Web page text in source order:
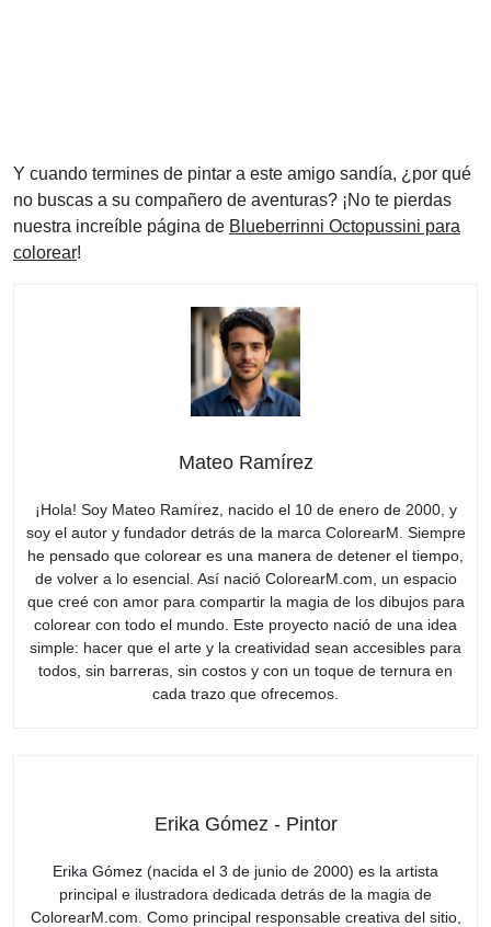
Y cuando termines de pintar a este amigo sandía, ¿por qué
no buscas a su compañero de aventuras? ¡No te pierdas
nuestra increíble página de Blueberrinni Octopussini para
colorear!
Mateo Ramírez
¡Hola! Soy Mateo Ramírez, nacido el 10 de enero de 2000, y
soy el autor y fundador detrás de la marca ColorearM. Siempre
he pensado que colorear es una manera de detener el tiempo,
de volver a lo esencial. Así nació ColorearM.com, un espacio
que creé con amor para compartir la magia de los dibujos para
colorear con todo el mundo. Este proyecto nació de una idea
simple: hacer que el arte y la creatividad sean accesibles para
todos, sin barreras, sin costos y con un toque de ternura en
cada trazo que ofrecemos.
Erika Gómez - Pintor
Erika Gómez (nacida el 3 de junio de 2000) es la artista
principal e ilustradora dedicada detrás de la magia de
ColorearM.com. Como principal responsable creativa del sitio,